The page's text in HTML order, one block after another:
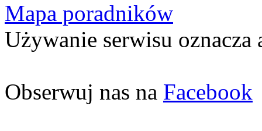
Mapa poradników
Używanie serwisu oznacza
Obserwuj nas na Facebook